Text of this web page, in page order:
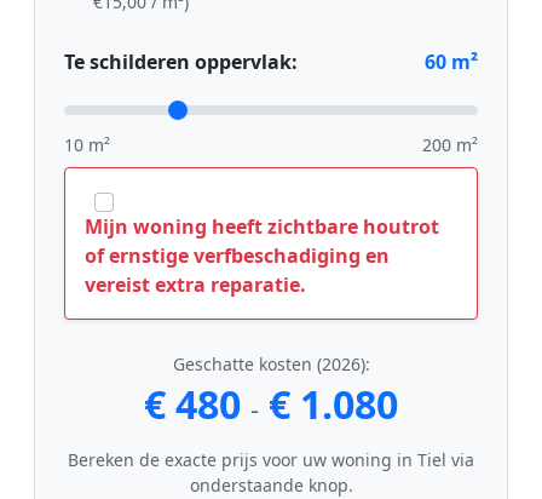
Te schilderen oppervlak: 60 m²
10 m² 200 m²
Mijn woning heeft zichtbare houtrot
of ernstige verfbeschadiging en
vereist extra reparatie.
Geschatte kosten (2026):
€ 480 - € 1.080
Bereken de exacte prijs voor uw woning in Tiel via
onderstaande knop.